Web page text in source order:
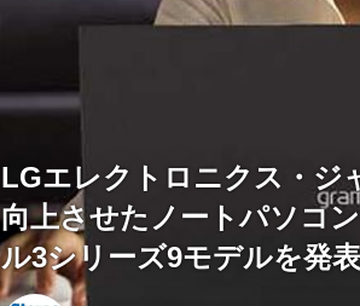
LGエレクトロニクス・ジ
向上させたノートパソコ
ル3シリーズ9モデルを発表